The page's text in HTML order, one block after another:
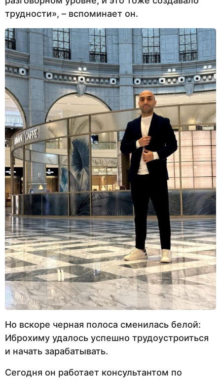
трудности», – вспоминает он.
Но вскоре черная полоса сменилась белой:
Иброхиму удалось успешно трудоустроиться
и начать зарабатывать.
Сегодня он работает консультантом по